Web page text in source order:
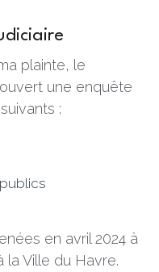
plainte, le
une enquête
:
en avril 2024 à
la Ville du Havre.